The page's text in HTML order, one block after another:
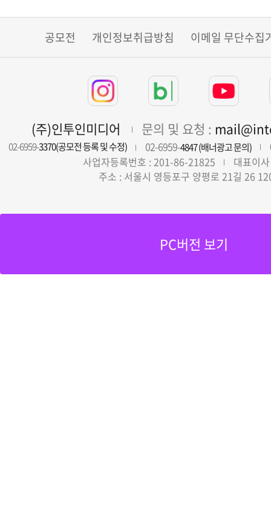
공모전 개인정보취급방침 이메일 무단수집
(주)인투인미디어 문의 및 요청 :
02-6959-3370(공모전 등록 및 수정) 02-6959-4847 (배너광고 문의)
사업자등록번호 : 201-86-21825
대표이
주소 : 서울시 영등포구 양평로 21길 26
PC버전 보기